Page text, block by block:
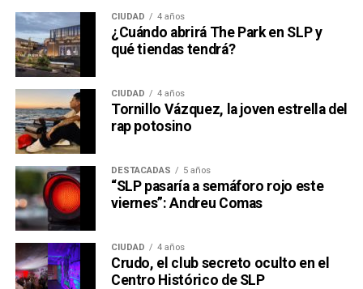
CIUDAD 4 años
¿Cuándo abrirá The Park en SLP y
qué tiendas tendrá?
CIUDAD 4 años
Tornillo Vázquez, la joven estrella del
rap potosino
DESTACADAS 5 años
“SLP pasaría a semáforo rojo este
viernes”: Andreu Comas
CIUDAD 4 años
Crudo, el club secreto oculto en el
Centro Histórico de SLP